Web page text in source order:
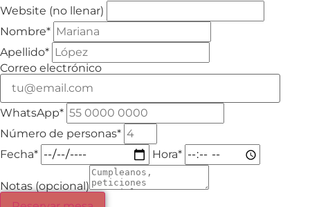
Website (no llenar)
Nombre*
Apellido*
Correo electrónico
WhatsApp*
Número de personas*
Fecha*
Hora*
Notas (opcional)